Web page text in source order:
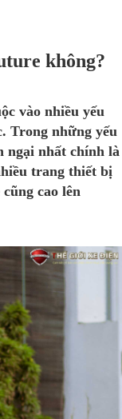
không?
vào nhiều yếu
Trong những yếu
ngại nhất chính là
trang thiết bị
cao lên